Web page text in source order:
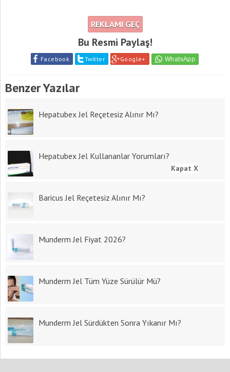
REKLAMI GEÇ
Bu Resmi Paylaş!
Facebook Twitter Google+
Benzer Yazılar
Hepatubex Jel Reçetesiz Alınır Mı?
Hepatubex Jel Kullananlar Yorumları?
Baricus Jel Reçetesiz Alınır Mı?
Munderm Jel Fiyat 2026?
Munderm Jel Tüm Yüze Sürülür Mü?
Munderm Jel Sürdükten Sonra Yıkanır Mı?
Kapat X